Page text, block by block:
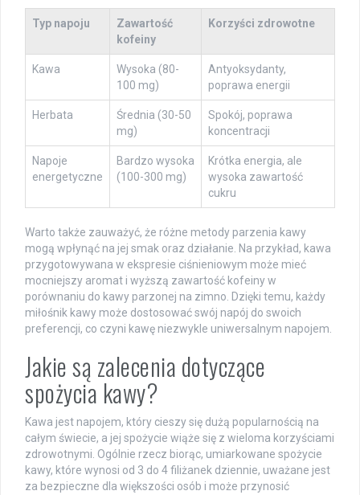
Typ napoju
Zawartość
kofeiny
Korzyści zdrowotne
Kawa
Wysoka (80-
100 mg)
Antyoksydanty,
poprawa energii
Herbata
Średnia (30-50
mg)
Spokój, poprawa
koncentracji
Napoje
energetyczne
Bardzo wysoka
(100-300 mg)
Krótka energia, ale
wysoka zawartość
cukru
Warto także zauważyć, że różne metody parzenia kawy
mogą wpłynąć na jej smak oraz działanie. Na przykład, kawa
przygotowywana w ekspresie ciśnieniowym może mieć
mocniejszy aromat i wyższą zawartość kofeiny w
porównaniu do kawy parzonej na zimno. Dzięki temu, każdy
miłośnik kawy może dostosować swój napój do swoich
preferencji, co czyni kawę niezwykle uniwersalnym napojem.
Jakie są zalecenia dotyczące
spożycia kawy?
Kawa jest napojem, który cieszy się dużą popularnością na
całym świecie, a jej spożycie wiąże się z wieloma korzyściami
zdrowotnymi. Ogólnie rzecz biorąc, umiarkowane spożycie
kawy, które wynosi od 3 do 4 filiżanek dziennie, uważane jest
za bezpieczne dla większości osób i może przynosić